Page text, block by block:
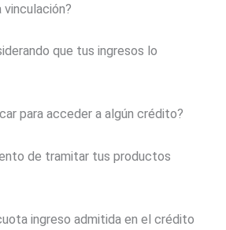
vinculación?
que tus ingresos lo
para acceder a algún crédito?
de tramitar tus productos
ingreso admitida en el crédito